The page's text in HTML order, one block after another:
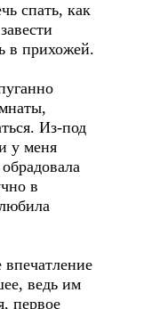
спать, как
в прихожей.
Из-под
у меня
в
впечатление
ведь им
первое